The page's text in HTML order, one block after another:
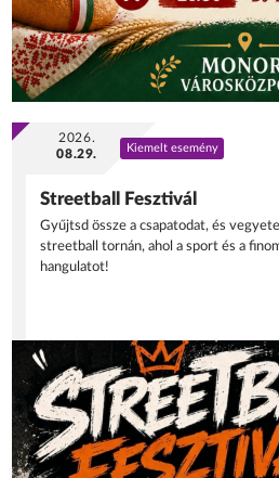
2026.
08.29.
Kiemelt esemény
Streetball Fesztivál
Gyűjtsd össze a csapatodat, és
streetball tornán, ahol a sport és a
hangulatot!